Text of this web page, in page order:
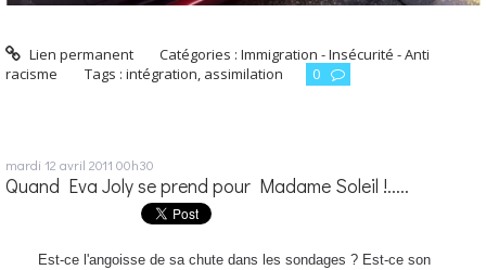
Lien permanent Catégories :Immigration - Insécurité - Anti
racisme
Tags : intégration, assimilation 0
mardi 12 avril 2011 00h30
Quand Eva Joly se prend pour Madame Soleil !.....
Est-ce l'angoisse de sa chute dans les sondages ? Est-ce son